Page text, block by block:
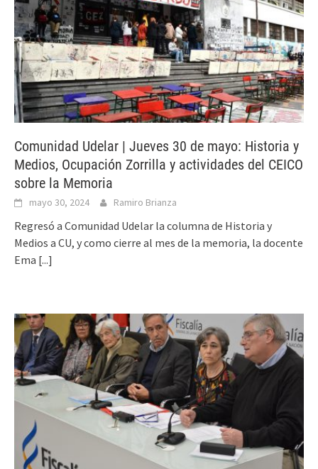
Comunidad Udelar | Jueves 30 de mayo: Historia y
Medios, Ocupación Zorrilla y actividades del CEICO
sobre la Memoria
mayo 30, 2024 Ramiro Brianza
Regresó a Comunidad Udelar la columna de Historia y
Medios a CU, y como cierre al mes de la memoria, la docente
Ema [...]